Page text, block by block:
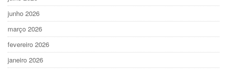
junho 2026
março 2026
fevereiro 2026
janeiro 2026